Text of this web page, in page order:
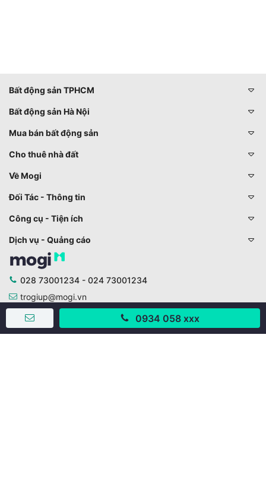
0934 058 xxx
Bất động sản TPHCM
Bất động sản Hà Nội
Mua bán bất động sản
Cho thuê nhà đất
Về Mogi
Đối Tác - Thông tin
Công cụ - Tiện ích
Dịch vụ - Quảng cáo
028 73001234 - 024 73001234
trogiup@mogi.vn
CÔNG TY CỔ PHẦN ĐỊNH ANH